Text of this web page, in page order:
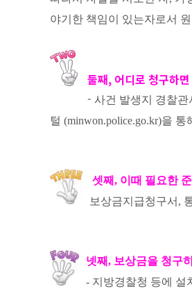
야기한 책임이 있는자로서
둘째, 어디로 청구하
- 사건 발생지 경찰
털 (minwon.police.go.kr)을
셋째, 이때 필요한
보상금지급청구서,
넷째, 보상금을 청구
- 지방경찰청 등에 설